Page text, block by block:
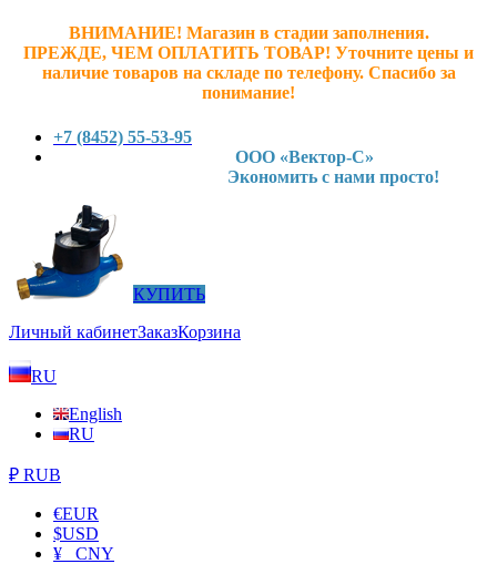
ВНИМАНИЕ! Магазин в стадии заполнения.
ПРЕЖДЕ, ЧЕМ ОПЛАТИТЬ ТОВАР! Уточните цены и
наличие товаров на складе по телефону. Спасибо за
понимание!
+7 (8452) 55-53-95
ООО «Вектор-С»
Экономить с нами просто!
КУПИТЬ
Личный кабинетЗаказКорзина
RU
English
RU
₽ RUB
€EUR
$USD
¥ CNY